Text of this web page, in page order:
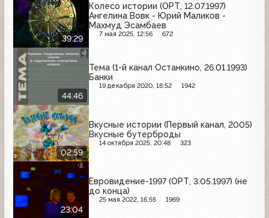
39:29
Колесо истории (ОРТ, 12.07.1997)
Ангелина Вовк - Юрий Маликов -
Махмуд Эсамбаев
7 мая 2025, 12:56 672
44:46
Тема (1-й канал Останкино, 26.01.1993)
Банки
19 декабря 2020, 18:52 1942
02:59
Вкусные истории (Первый канал, 2005)
Вкусные бутерброды
14 октября 2025, 20:48 323
23:04
Евровидение-1997 (ОРТ, 3.05.1997) (не
до конца)
25 мая 2022, 16:55 1969